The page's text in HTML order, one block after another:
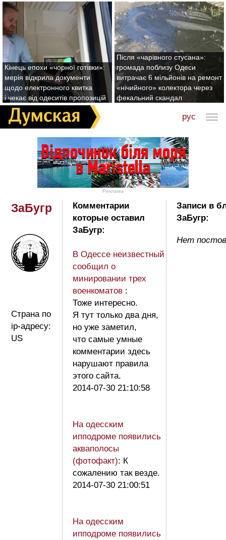
Кінець епохи «чорної готівки»:
мерія відкрила документи
щодо електронного квитка
і чекає від одеситів пропозицій
Після «чарівного стусана»:
громада поблизу Одеси
витрачає 6 мільйонів на ремонт
«нічийного» колектора через
фекальний скандал
рус
Реклама
ЗаБугр
Страна по
ip-адресу:
US
Комментарии
которые оставил
ЗаБугр:
В Одессе неизвестный
сообщил о
минировании трех
военкоматов :
Тоже интересно.
Я тут только два дня,
но уже заметил,
что самые умные
комментарии здесь
нарушают правила
этого сайта.
2014-07-30 21:10:58
На одесским
ипподроме появились
акваполосы
(фотофакт): К
сожалению так везде.
2014-07-30 21:00:51
На одесским
ипподроме появились
Записи в
ЗаБугр:
Нет